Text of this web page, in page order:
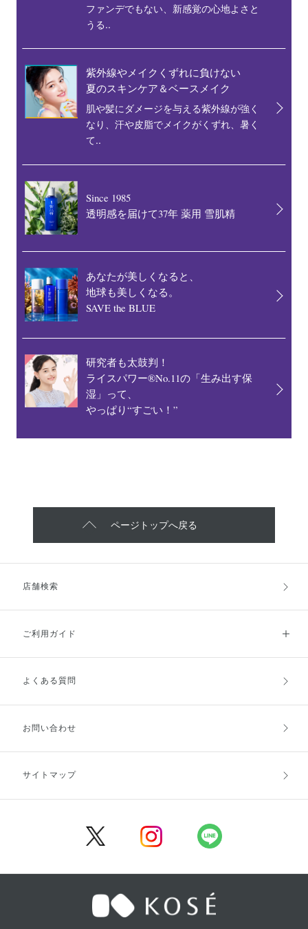
ファンデでもない、新感覚の心地よさと
うる..
紫外線やメイクくずれに負けない
夏のスキンケア＆ベースメイク
肌や髪にダメージを与える紫外線が強く
なり、汗や皮脂でメイクがくずれ、暑く
て..
Since 1985
透明感を届けて37年 薬用 雪肌精
あなたが美しくなると、
地球も美しくなる。
SAVE the BLUE
研究者も太鼓判！
ライスパワー®No.11の「生み出す保
湿」って、
やっぱり“すごい！”
ページトップへ戻る
店舗検索
ご利用ガイド
ご利用ガイドトップ
お支払方法
キャンセル・返品・交換
よくある質問
お問い合わせ
サイトマップ